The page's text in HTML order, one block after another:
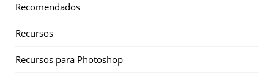
Recomendados
Recursos
Recursos para Photoshop